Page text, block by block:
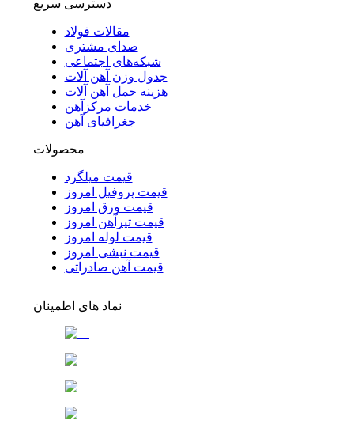
دسترسی سریع
مقالات فولاد
صدای مشتری
شبکه‌های اجتماعی
جدول وزن آهن آلات
هزینه حمل آهن آلات
خدمات مرکزآهن
جغرافیای آهن
محصولات
قیمت میلگرد
قیمت پروفیل امروز
قیمت ورق امروز
قیمت تیرآهن امروز
قیمت لوله امروز
قیمت نبشی امروز
قیمت آهن صادراتی
نماد های اطمینان